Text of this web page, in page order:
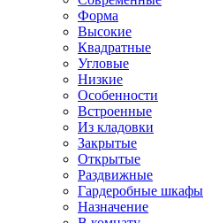
Форма
Высокие
Квадратные
Угловые
Низкие
Особенности
Встроенные
Из кладовки
Закрытые
Открытые
Раздвижные
Гардеробные шкафы
Назначение